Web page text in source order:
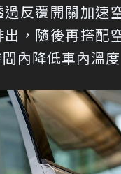
反覆開關加速
，隨後再搭配
內降低車內溫度